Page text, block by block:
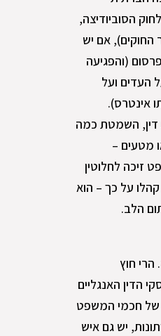
הסוביודיצה,
החוקים), אם יש
(והפגיעה
העדים ועל
אינטרס).
דין, השמטת כמה
מטעים –
זיכה לחלוטין
על כך – הוא
הלב.
הרי חוץ
הדין האנגליים
של חכמי המשפט
יש גם איש